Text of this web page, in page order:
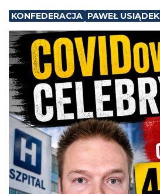
KONFEDERACJA PAWEŁ USIĄDEK